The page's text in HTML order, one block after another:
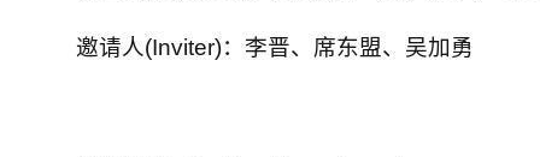
邀请人(Inviter)：李晋、席东盟、吴加勇